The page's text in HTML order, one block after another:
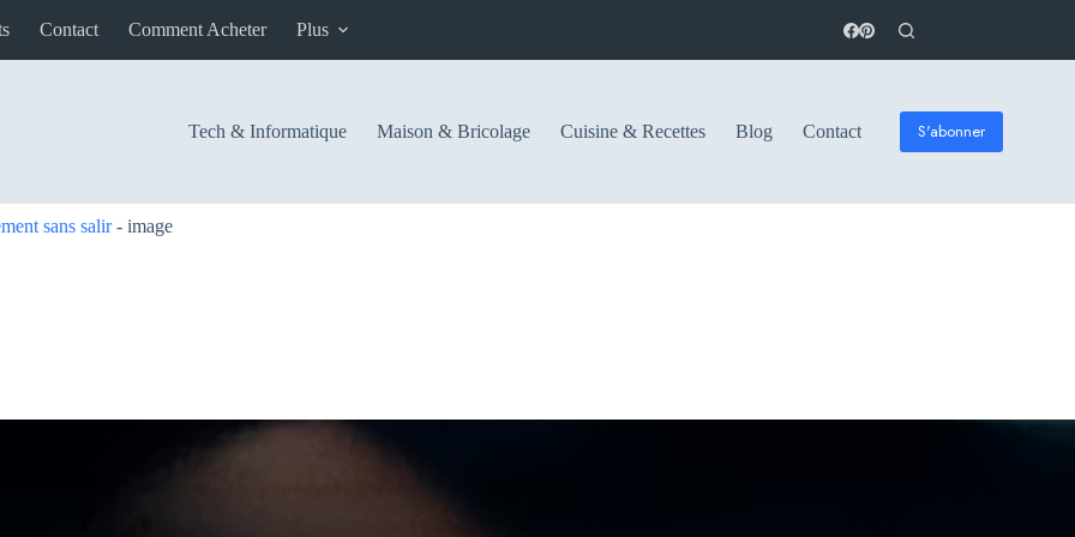
Contact Comment Acheter Plus
Tech & Informatique Maison & Bricolage Cuisine & Recettes Blog Contact S'abonner
sans salir- image